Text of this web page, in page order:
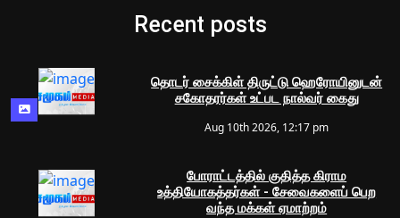
Recent posts
தொடர் சைக்கிள் திருட்டு ஹெரோயினுடன்
சகோதரர்கள் உட்பட நால்வர் கைது
Aug 10th 2026, 12:17 pm
போராட்டத்தில் குதித்த கிராம
உத்தியோகத்தர்கள் - சேவைகளைப் பெற
வந்த மக்கள் ஏமாற்றம்